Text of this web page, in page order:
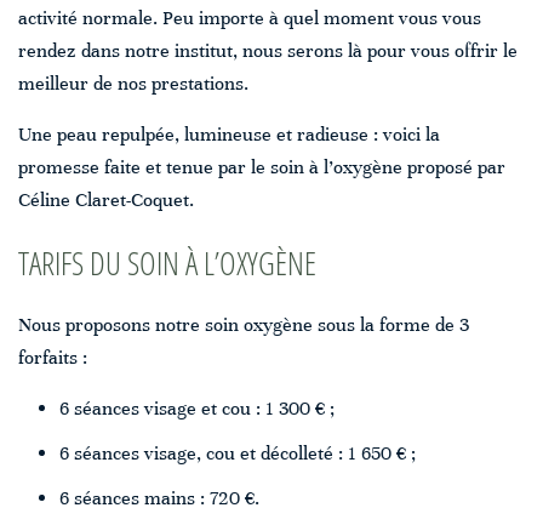
activité normale. Peu importe à quel moment vous vous
rendez dans notre institut, nous serons là pour vous offrir le
meilleur de nos prestations.
Une peau repulpée, lumineuse et radieuse : voici la
promesse faite et tenue par le soin à l’oxygène proposé par
Céline Claret-Coquet.
TARIFS DU SOIN À L’OXYGÈNE
Nous proposons notre soin oxygène sous la forme de 3
forfaits :
6 séances visage et cou : 1 300 € ;
6 séances visage, cou et décolleté : 1 650 € ;
6 séances mains : 720 €.